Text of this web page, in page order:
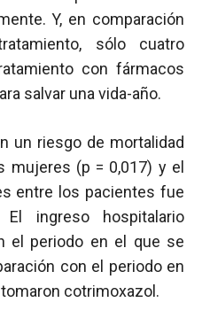
Y, en comparación
sólo cuatro
con fármacos
salvar una vida-año.
un riesgo de mortalidad
mujeres (p = 0,017) y el
entre los pacientes fue
ingreso hospitalario
el periodo en el que se
con el periodo en
cotrimoxazol.